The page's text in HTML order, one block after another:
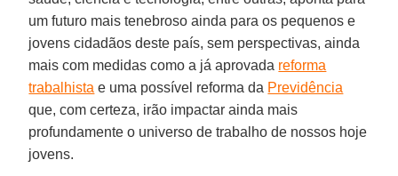
um futuro mais tenebroso ainda para os pequenos e
jovens cidadãos deste país, sem perspectivas, ainda
mais com medidas como a já aprovada reforma
trabalhista e uma possível reforma da Previdência
que, com certeza, irão impactar ainda mais
profundamente o universo de trabalho de nossos hoje
jovens.